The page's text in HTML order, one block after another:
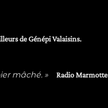
de Génépi Valaisins.
mâché. » Radio Marmotte